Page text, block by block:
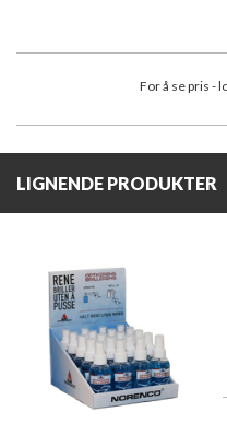
For å se pris -
LIGNENDE PRODUKTER